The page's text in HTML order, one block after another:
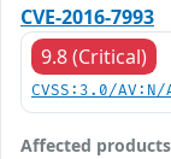
CVE-2016-7993
9.8 (Critical)
CVSS:3.0/
Affected products